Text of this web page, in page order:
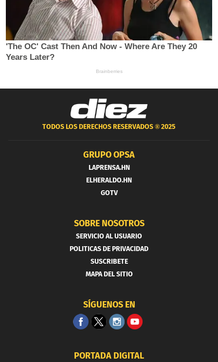
TODOS LOS DERECHOS RESERVADOS ®2025
GRUPO OPSA
LAPRENSA.HN
ELHERALDO.HN
GOTV
SOBRE NOSOTROS
SERVICIO AL USUARIO
POLITICAS DE PRIVACIDAD
SUSCRIBETE
MAPA DEL SITIO
SÍGUENOS EN
PORTADA DIGITAL